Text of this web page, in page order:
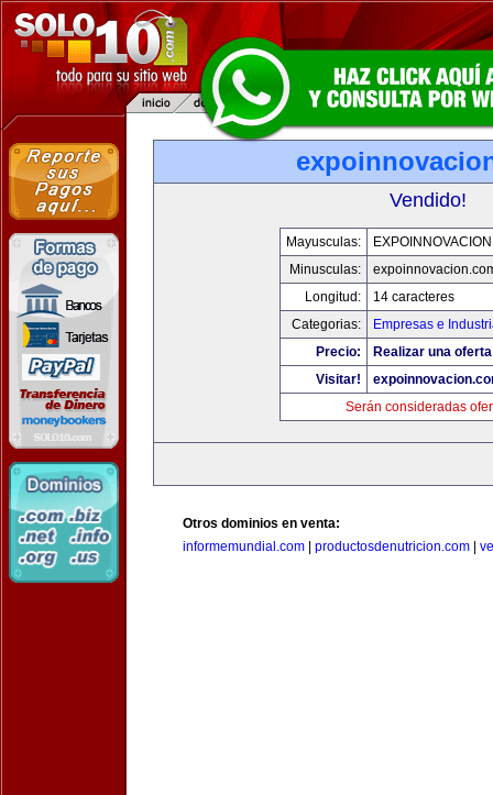
Vendido!
Mayusculas:
Minusculas:
Longitud:
14 caracteres
Categorias:
Empresas e
Precio:
Realizar una
Visitar!
Serán consideradas
Otros dominios en venta:
informemundial.com
productosdenutricion.com